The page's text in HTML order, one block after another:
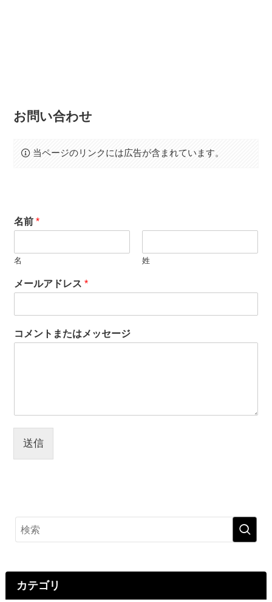
お問い合わせ
当ページのリンクには広告が含まれています。
名前*
名 姓
メ
ー
ア
レ
メ
ッ
ー
ル
ア
レ
ス
メールアドレス*
コメントまたはメッセージ
送信
カテゴリ